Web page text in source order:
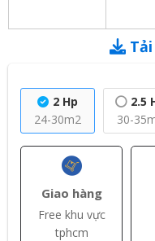
2 Hp
24-30m2
2.5
30-
Giao hàng
Free khu vực
tphcm